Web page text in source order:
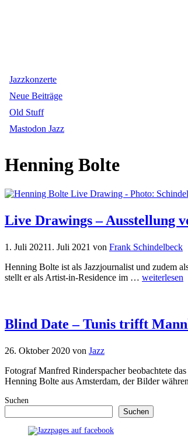
Jazzkonzerte
Neue Beiträge
Old Stuff
Mastodon Jazz
Henning Bolte
Live Drawings – Ausstellung
1. Juli 20211. Juli 2021 von Frank Schindelbeck
Henning Bolte ist als Jazzjournalist und zudem
stellt er als Artist-in-Residence im … weiterlesen
Blind Date – Tunis trifft
26. Oktober 2020 von Jazz
Fotograf Manfred Rinderspacher beobachtete
Henning Bolte aus Amsterdam, der Bilder
Suchen
Suchen